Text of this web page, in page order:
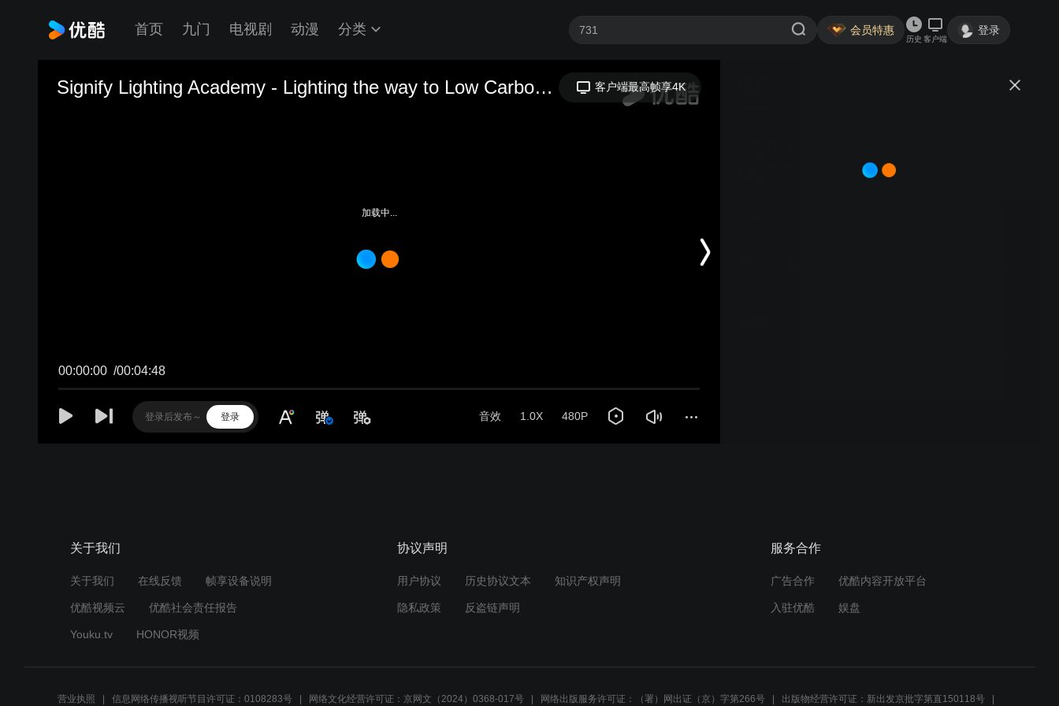
首页 九门 电视剧 动漫 分类 会员特惠
历史 客户端
登录
加载中...
Lighting the way to Low Carbon
关于我们
关于我们 在线反馈 帧享设备说明
优酷视频云 优酷社会责任报告
Youku.tv HONOR视频
协议声明
用户协议 历史协议文本 知识产权声明
隐私政策 反盗链声明
服务合作
广告合作 优酷内容开放平台
入驻优酷 娱盘
营业执照 信息网络传播视听节目许可证：0108283号 网络文化经营许可证：京网文（2024）0368-017号 网络出版服务许可证：（署）网出证（京）字第266号 出版物经营许可证：新出发京批字第直150118号